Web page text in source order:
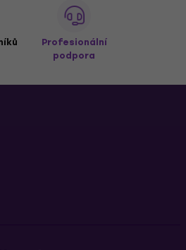
Profesionální
podpora